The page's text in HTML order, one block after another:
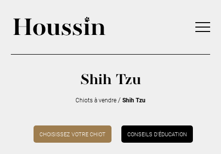
Shih Tzu
Chiots à vendre/ Shih Tzu
CHOISISSEZ VOTRE CHIOT CONSEILS D’ÉDUCATION